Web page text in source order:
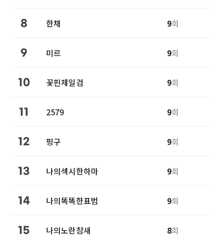
8 한채 9회
9 미르 9회
10 꽃핀제일검 9회
11 2579 9회
12 핑구 9회
13 나의섹시한하마 9회
14 나의똑똑한표범 9회
15 나의노란참새 8회